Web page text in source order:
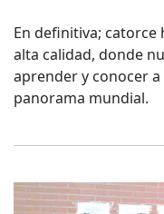
En definitiva; catorce
alta calidad, donde
aprender y conocer
panorama mundial.